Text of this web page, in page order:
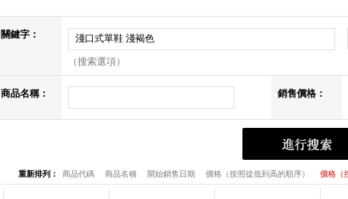
關鍵字：
（搜索選項）
商品名稱： 銷售價格：
重新排列： 商品代碼 商品名稱 開始銷售日期 價格（按照從低到高的順序） 價格（